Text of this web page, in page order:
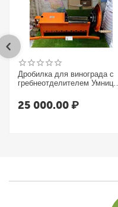
Дробилка для винограда с
гребнеотделителем Умница
25 000.00₽